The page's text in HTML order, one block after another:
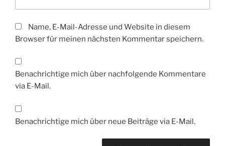
Name, E-Mail-Adresse und Website in diesem
Browser für meinen nächsten Kommentar speichern.
Benachrichtige mich über nachfolgende Kommentare
via E-Mail.
Benachrichtige mich über neue Beiträge via E-Mail.